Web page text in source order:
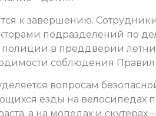
к завершению.
подразделений по
в преддверии
соблюдения
вопросам
езды на велосипедах
а на мопедах и